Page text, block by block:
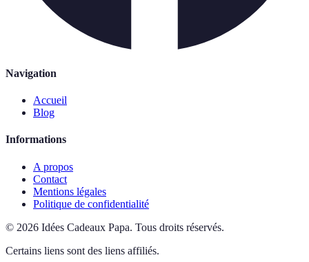
Navigation
Accueil
Blog
Informations
A propos
Contact
Mentions légales
Politique de confidentialité
© 2026 Idées Cadeaux Papa. Tous droits réservés.
Certains liens sont des liens affiliés.